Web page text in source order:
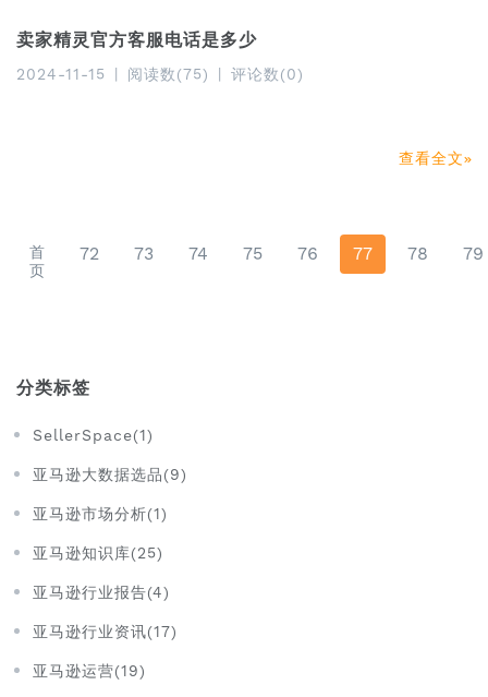
卖家精灵官方客服电话是多少
2024-11-15 阅读数(75) 评论数(0)
查看全文
首
页
72 73 74 75 76 77 78 79
分类标签
SellerSpace(1)
亚马逊大数据选品(9)
亚马逊市场分析(1)
亚马逊知识库(25)
亚马逊行业报告(4)
亚马逊行业资讯(17)
亚马逊运营(19)